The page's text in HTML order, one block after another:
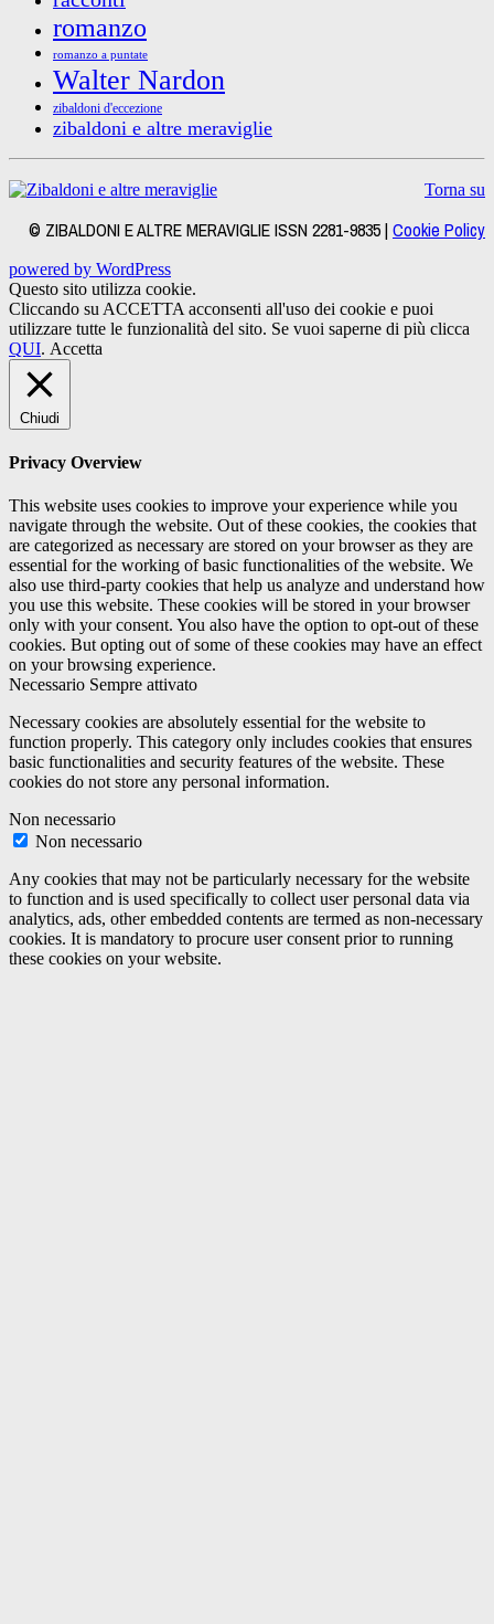
romanzo
romanzo a puntate
Walter Nardon
zibaldoni d'eccezione
zibaldoni e altre meraviglie
Torna su
© ZIBALDONI E ALTRE MERAVIGLIE ISSN 2281-9835 | Cookie Policy
powered by WordPress
Questo sito utilizza cookie.
Cliccando su ACCETTA acconsenti all'uso dei cookie e puoi
utilizzare tutte le funzionalità del sito. Se vuoi saperne di più clicca
QUI. Accetta
Chiudi
Privacy Overview
This website uses cookies to improve your experience while you
navigate through the website. Out of these cookies, the cookies that
are categorized as necessary are stored on your browser as they are
essential for the working of basic functionalities of the website. We
also use third-party cookies that help us analyze and understand how
you use this website. These cookies will be stored in your browser
only with your consent. You also have the option to opt-out of these
cookies. But opting out of some of these cookies may have an effect
on your browsing experience.
Necessario Sempre attivato
Necessary cookies are absolutely essential for the website to
function properly. This category only includes cookies that ensures
basic functionalities and security features of the website. These
cookies do not store any personal information.
Non necessario
Non necessario
Any cookies that may not be particularly necessary for the website
to function and is used specifically to collect user personal data via
analytics, ads, other embedded contents are termed as non-necessary
cookies. It is mandatory to procure user consent prior to running
these cookies on your website.